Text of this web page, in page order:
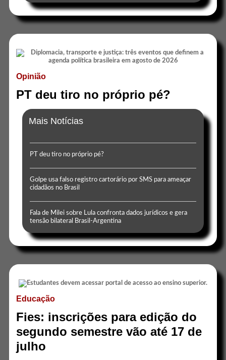
Opinião
PT deu tiro no próprio pé?
Mais Notícias
PT deu tiro no próprio pé?
Golpe usa falso registro cartorário por SMS para ameaçar
cidadãos no Brasil
Fala de Milei sobre Lula confronta dados jurídicos e gera
tensão bilateral Brasil-Argentina
Educação
Fies: inscrições para edição do
segundo semestre vão até 17 de
julho